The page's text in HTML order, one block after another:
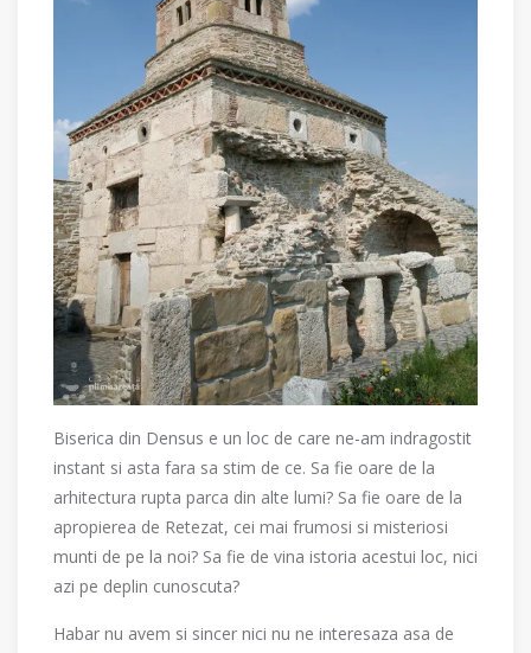
Biserica din Densus e un loc de care ne-am indragostit
instant si asta fara sa stim de ce. Sa fie oare de la
arhitectura rupta parca din alte lumi? Sa fie oare de la
apropierea de Retezat, cei mai frumosi si misteriosi
munti de pe la noi? Sa fie de vina istoria acestui loc, nici
azi pe deplin cunoscuta?
Habar nu avem si sincer nici nu ne interesaza asa de